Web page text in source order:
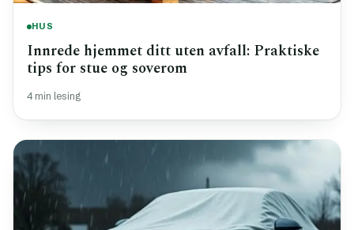
HUS
Innrede hjemmet ditt uten avfall: Praktiske
tips for stue og soverom
4 min lesing